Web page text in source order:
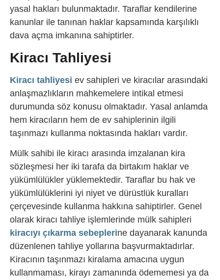
yasal hakları bulunmaktadır. Taraflar kendilerine
kanunlar ile tanınan haklar kapsamında karşılıklı
dava açma imkanına sahiptirler.
Kiracı Tahliyesi
Kiracı tahliyesi ev sahipleri ve kiracılar arasındaki
anlaşmazlıkların mahkemelere intikal etmesi
durumunda söz konusu olmaktadır. Yasal anlamda
hem kiracıların hem de ev sahiplerinin ilgili
taşınmazı kullanma noktasında hakları vardır.
Mülk sahibi ile kiracı arasında imzalanan kira
sözleşmesi her iki tarafa da birtakım haklar ve
yükümlülükler yüklemektedir. Taraflar bu hak ve
yükümlülüklerini iyi niyet ve dürüstlük kuralları
çerçevesinde kullanma hakkına sahiptirler. Genel
olarak kiracı tahliye işlemlerinde mülk sahipleri
kiracıyı çıkarma sebeplerine dayanarak kanunda
düzenlenen tahliye yollarına başvurmaktadırlar.
Kiracının taşınmazı kiralama amacına uygun
kullanmaması, kirayı zamanında ödememesi ya da